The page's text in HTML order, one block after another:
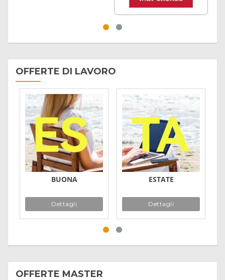
OFFERTE DI LAVORO
BUONA
Dettagli
ESTATE
Dettagli
OFFERTE MASTER